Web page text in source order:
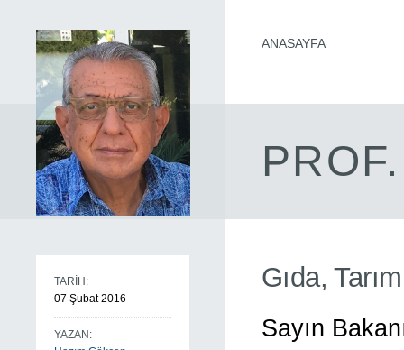
ANASAYFA
TARİH:
07 Şubat 2016
YAZAN:
Gıda,
Sayın